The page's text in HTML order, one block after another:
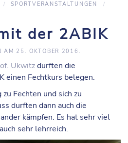
SPORTVERANSTALTUNGEN
der 2ABIK
AM 25. OKTOBER 2016 .
Ukwitzdurften die
einen Fechtkurs belegen.
Fechten und sich zu
durften dann auch die
kämpfen. Es hat sehr viel
sehr lehrreich.